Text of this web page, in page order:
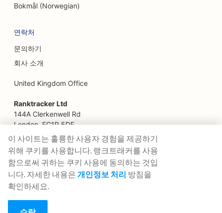
재무 설계사를 위한 SEO
패스트푸드 레스토랑을 위한 SEO
플로리스트를 위한 SEO
파인 다이닝 레스토랑을 위한 SEO
금융 서비스를 위한 SEO
푸드코트용 SEO
푸드 트럭을 위한 SEO
가구점을 위한 SEO
냉동 요거트 매장을 위한 SEO
일반 치과의사(DDS 또는 DMD)를 위한 SEO
Bokmål (Norwegian)
연락처
문의하기
회사 소개
United Kingdom Office
Ranktracker Ltd
144A Clerkenwell Rd
London, EC1R 5DF
Company No: 08820809
felix@ranktracker.com
2015 -
이 사이트는 훌륭한 사용자 경험을 제공하기
위해 쿠키를 사용합니다. 랭크트래커를 사용
함으로써 귀하는 쿠키 사용에 동의하는 것입
니다. 자세한 내용은 개인정보 처리 방침을
확인하세요.